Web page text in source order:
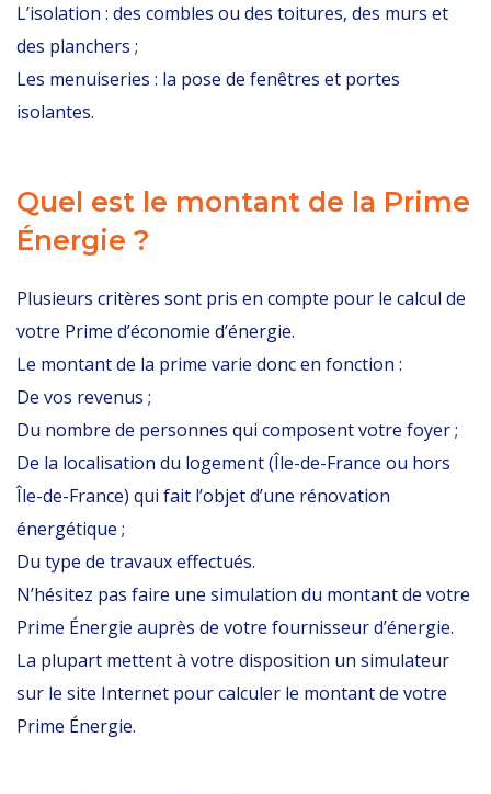
L’isolation : des combles ou des toitures, des murs et
des planchers ;
Les menuiseries : la pose de fenêtres et portes
isolantes.
Quel est le montant de la Prime
Énergie ?
Plusieurs critères sont pris en compte pour le calcul de
votre Prime d’économie d’énergie.
Le montant de la prime varie donc en fonction :
De vos revenus ;
Du nombre de personnes qui composent votre foyer ;
De la localisation du logement (Île-de-France ou hors
Île-de-France) qui fait l’objet d’une rénovation
énergétique ;
Du type de travaux effectués.
N’hésitez pas faire une simulation du montant de votre
Prime Énergie auprès de votre fournisseur d’énergie.
La plupart mettent à votre disposition un simulateur
sur le site Internet pour calculer le montant de votre
Prime Énergie.